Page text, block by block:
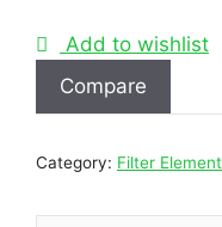
Add to wishlist
Compare
Category: Filter Element